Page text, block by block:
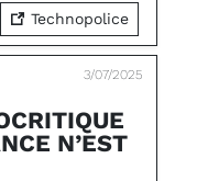
Technopolice
3/07/2025
N’EST